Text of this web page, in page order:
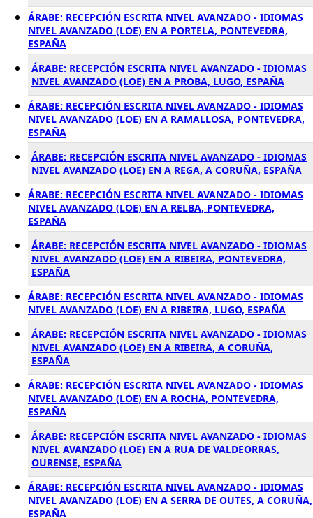
ÁRABE: RECEPCIÓN ESCRITA NIVEL AVANZADO - IDIOMAS
NIVEL AVANZADO (LOE) EN A PORTELA, PONTEVEDRA,
ESPAÑA
ÁRABE: RECEPCIÓN ESCRITA NIVEL AVANZADO - IDIOMAS
NIVEL AVANZADO (LOE) EN A PROBA, LUGO, ESPAÑA
ÁRABE: RECEPCIÓN ESCRITA NIVEL AVANZADO - IDIOMAS
NIVEL AVANZADO (LOE) EN A RAMALLOSA, PONTEVEDRA,
ESPAÑA
ÁRABE: RECEPCIÓN ESCRITA NIVEL AVANZADO - IDIOMAS
NIVEL AVANZADO (LOE) EN A REGA, A CORUÑA, ESPAÑA
ÁRABE: RECEPCIÓN ESCRITA NIVEL AVANZADO - IDIOMAS
NIVEL AVANZADO (LOE) EN A RELBA, PONTEVEDRA,
ESPAÑA
ÁRABE: RECEPCIÓN ESCRITA NIVEL AVANZADO - IDIOMAS
NIVEL AVANZADO (LOE) EN A RIBEIRA, PONTEVEDRA,
ESPAÑA
ÁRABE: RECEPCIÓN ESCRITA NIVEL AVANZADO - IDIOMAS
NIVEL AVANZADO (LOE) EN A RIBEIRA, LUGO, ESPAÑA
ÁRABE: RECEPCIÓN ESCRITA NIVEL AVANZADO - IDIOMAS
NIVEL AVANZADO (LOE) EN A RIBEIRA, A CORUÑA,
ESPAÑA
ÁRABE: RECEPCIÓN ESCRITA NIVEL AVANZADO - IDIOMAS
NIVEL AVANZADO (LOE) EN A ROCHA, PONTEVEDRA,
ESPAÑA
ÁRABE: RECEPCIÓN ESCRITA NIVEL AVANZADO - IDIOMAS
NIVEL AVANZADO (LOE) EN A RUA DE VALDEORRAS,
OURENSE, ESPAÑA
ÁRABE: RECEPCIÓN ESCRITA NIVEL AVANZADO - IDIOMAS
NIVEL AVANZADO (LOE) EN A SERRA DE OUTES, A CORUÑA,
ESPAÑA